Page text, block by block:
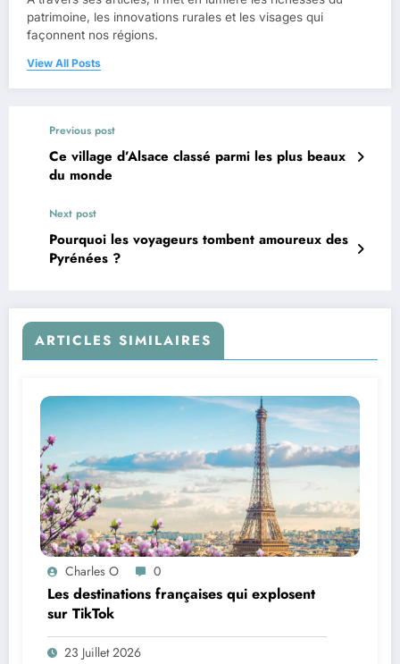
patrimoine, les innovations rurales et les visages qui
façonnent nos régions.
View All Posts
Previous post
Ce village d’Alsace classé parmi les plus beaux
du monde
Next post
Pourquoi les voyageurs tombent amoureux des
Pyrénées ?
ARTICLES SIMILAIRES
Charles O 0
Les destinations françaises qui explosent
sur TikTok
23 Juillet 2026